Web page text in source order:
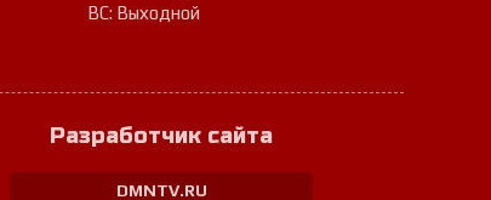
ВС: Выходной
Разработчик сайта
DMNTV.RU